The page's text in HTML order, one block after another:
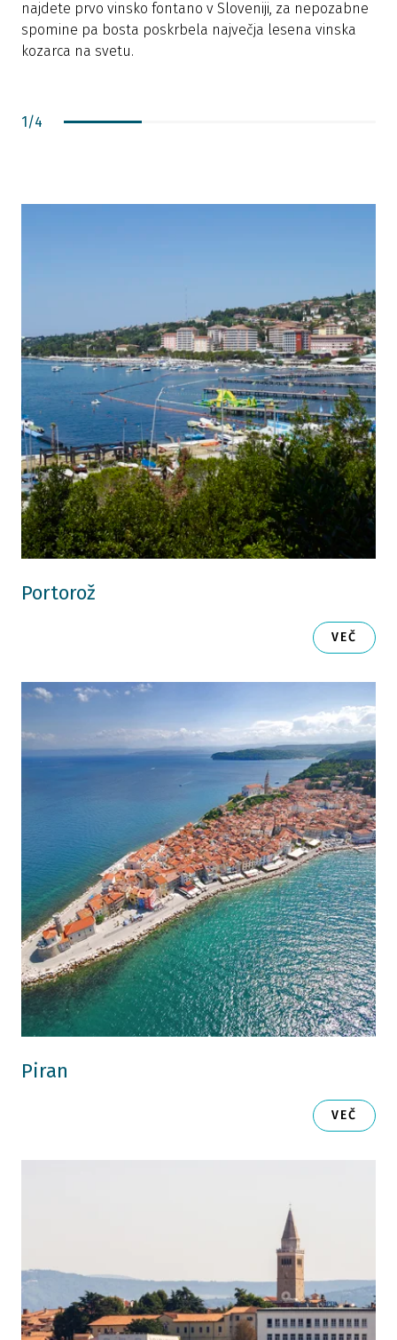
najdete prvo vinsko fontano v Sloveniji, za nepozabne
spomine pa bosta poskrbela največja lesena vinska
kozarca na svetu.
1/4
Portorož
VEČ
Piran
VEČ